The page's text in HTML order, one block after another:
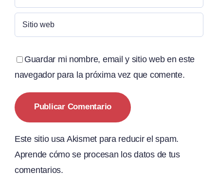
Guardar mi nombre, email y sitio web en este
navegador para la próxima vez que comente.
Este sitio usa Akismet para reducir el spam.
Aprende cómo se procesan los datos de tus
comentarios.